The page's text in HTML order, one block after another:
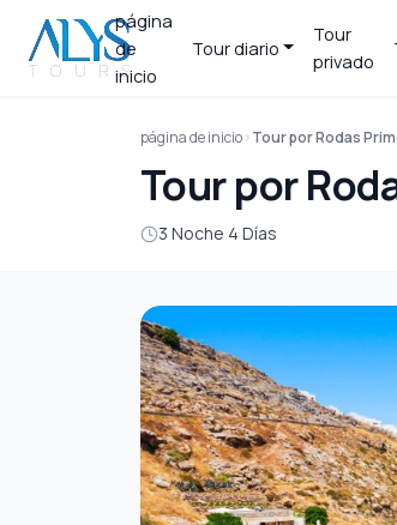
página
de
inicio
Tour diario
Tour
privado
página de inicio Tour por Rodas
Tour por
3 Noche 4 Días